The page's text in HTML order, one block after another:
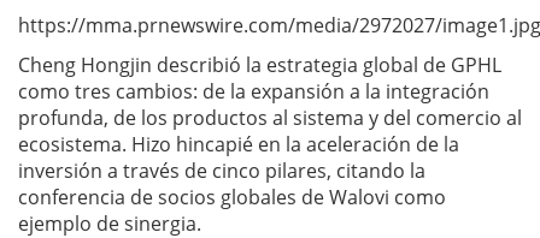
https://mma.prnewswire.com/media/2972027/image1.jpg
Cheng Hongjin describió la estrategia global de GPHL
como tres cambios: de la expansión a la integración
profunda, de los productos al sistema y del comercio al
ecosistema. Hizo hincapié en la aceleración de la
inversión a través de cinco pilares, citando la
conferencia de socios globales de Walovi como
ejemplo de sinergia.